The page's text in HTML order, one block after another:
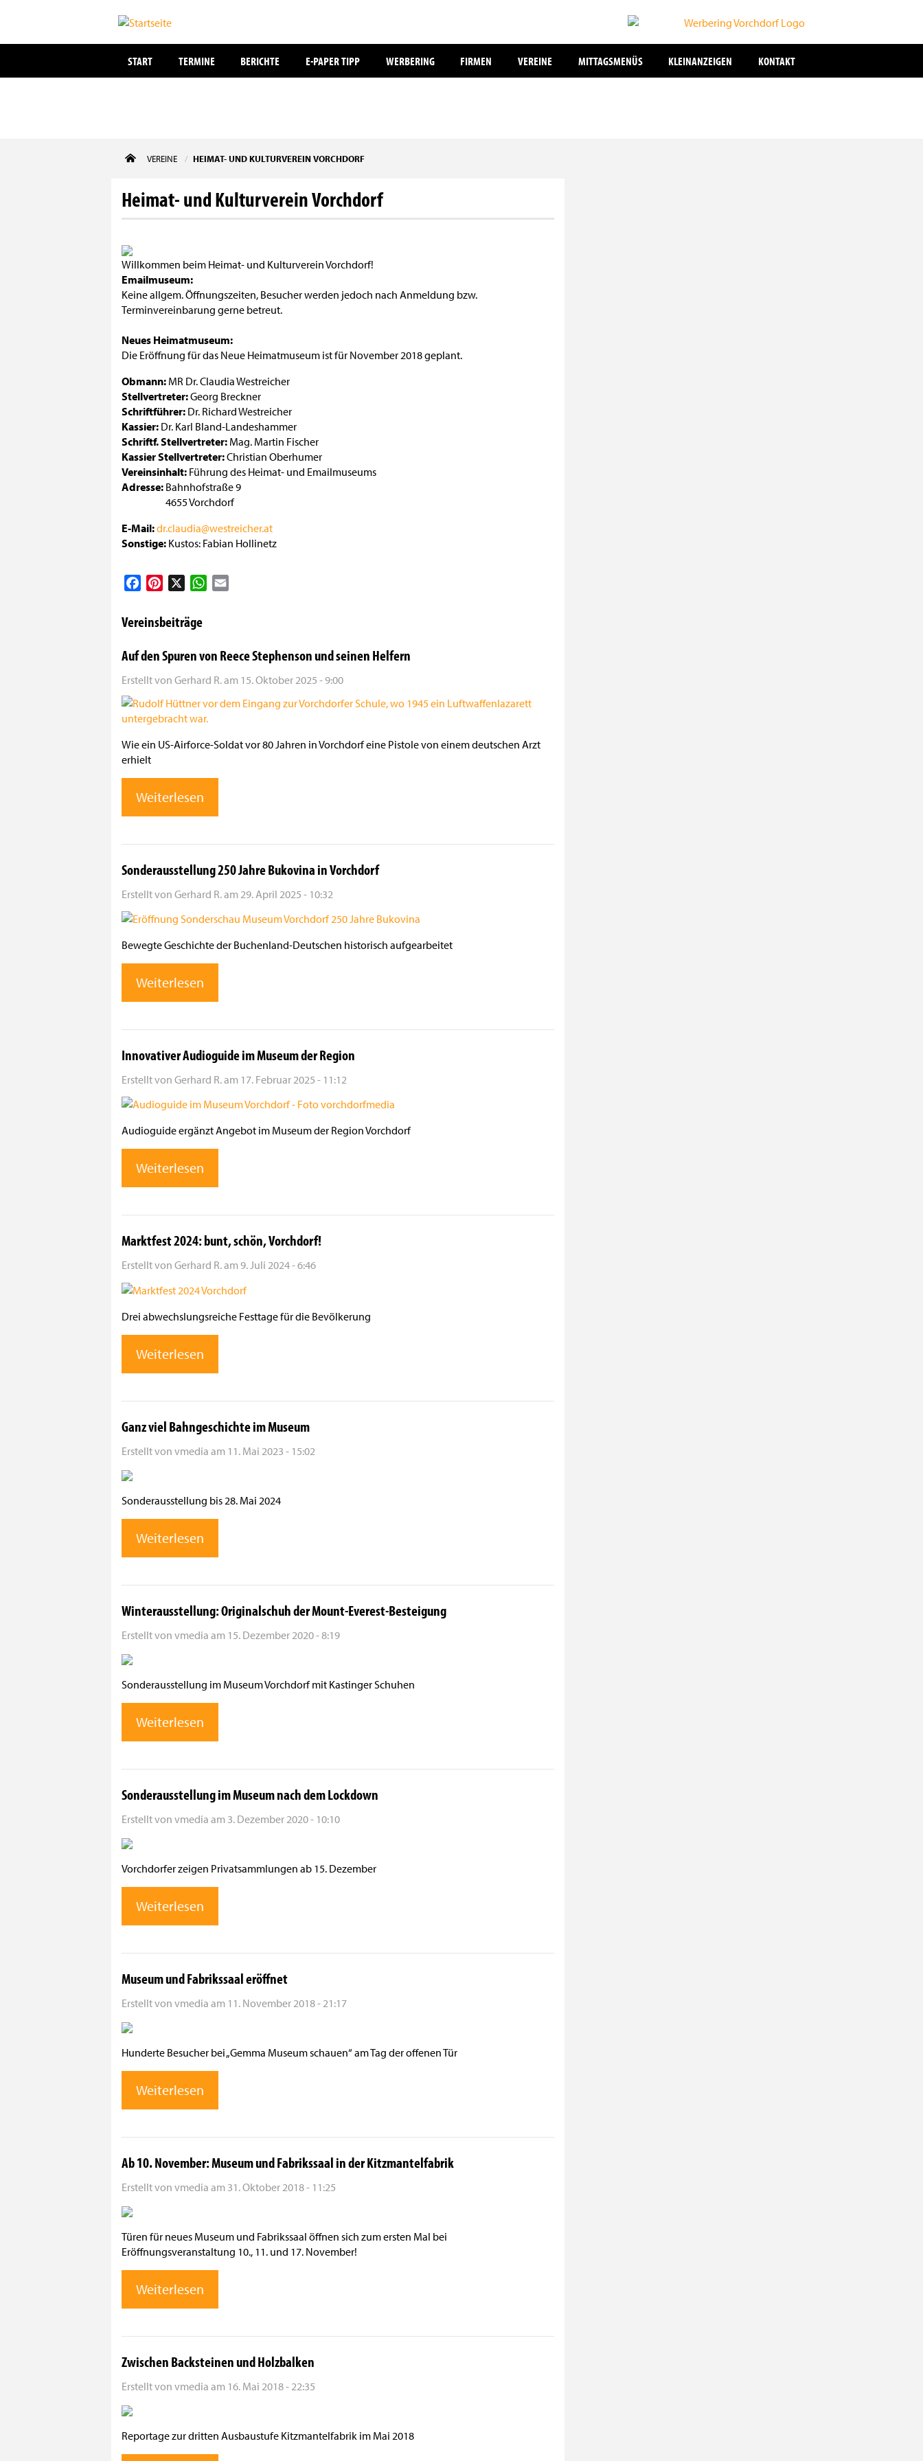
START TERMINE BERICHTE E-PAPER TIPP WERBERING FIRMEN VEREINE MITTAGSMENÜS KLEINANZEIGEN KONTAKT
VEREINE HEIMAT- UND KULTURVEREIN VORCHDORF
Heimat- und Kulturverein Vorchdorf
Willkommen beim Heimat- und Kulturverein Vorchdorf!
Emailmuseum:
Keine allgem. Öffnungszeiten, Besucher werden jedoch nach Anmeldung bzw.
Terminvereinbarung gerne betreut.
Neues Heimatmuseum:
Die Eröffnung für das Neue Heimatmuseum ist für November 2018 geplant.
Obmann MR Dr. Claudia Westreicher
Stellvertreter Georg Breckner
Schriftführer Dr. Richard Westreicher
Kassier Dr. Karl Bland-Landeshammer
Schriftf. Stellvertreter Mag. Martin Fischer
Kassier Stellvertreter Christian Oberhumer
Vereinsinhalt Führung des Heimat- und Emailmuseums
Adresse Bahnhofstraße 9
4655Vorchdorf
E-Mail dr.claudia@westreicher.at
Sonstige Kustos: Fabian Hollinetz
FacebookPinterest WhatsApp
Vereinsbeiträge
Auf den Spuren von Reece Stephenson und seinen Helfern
Erstellt von Gerhard R.am 15. Oktober 2025 - 9:00
Wie ein US-Airforce-Soldat vor 80 Jahren in Vorchdorf eine Pistole von einem deutschen Arzt
erhielt
Weiterlesen
Sonderausstellung 250 Jahre Bukovina in Vorchdorf
Erstellt von Gerhard R.am 29. April 2025 - 10:32
Bewegte Geschichte der Buchenland-Deutschen historisch aufgearbeitet
Weiterlesen
Innovativer Audioguide im Museum der Region
Erstellt von Gerhard R.am 17. Februar 2025 - 11:12
Audioguide ergänzt Angebot im Museum der Region Vorchdorf
Weiterlesen
Marktfest 2024: bunt, schön, Vorchdorf!
Erstellt von Gerhard R.am 9. Juli 2024 - 6:46
Drei abwechslungsreiche Festtage für die Bevölkerung
Weiterlesen
Ganz viel Bahngeschichte im Museum
Erstellt von vmedia am 11. Mai 2023 - 15:02
Sonderausstellung bis 28. Mai 2024
Weiterlesen
Winterausstellung: Originalschuh der Mount-Everest-Besteigung
Erstellt von vmedia am 15. Dezember 2020 - 8:19
Sonderausstellung im Museum Vorchdorf mit Kastinger Schuhen
Weiterlesen
Sonderausstellung im Museum nach dem Lockdown
Erstellt von vmedia am 3. Dezember 2020 - 10:10
Vorchdorfer zeigen Privatsammlungen ab 15. Dezember
Weiterlesen
Museum und Fabrikssaal eröffnet
Erstellt von vmedia am 11. November 2018 - 21:17
Hunderte Besucher bei „Gemma Museum schauen“ am Tag der offenen Tür
Weiterlesen
Ab 10. November: Museum und Fabrikssaal in der Kitzmantelfabrik
Erstellt von vmedia am 31. Oktober 2018 - 11:25
Türen für neues Museum und Fabrikssaal öffnen sich zum ersten Mal bei
Eröffnungsveranstaltung 10., 11. und 17. November!
Weiterlesen
Zwischen Backsteinen und Holzbalken
Erstellt von vmedia am 16. Mai 2018 - 22:35
Reportage zur dritten Ausbaustufe Kitzmantelfabrik im Mai 2018